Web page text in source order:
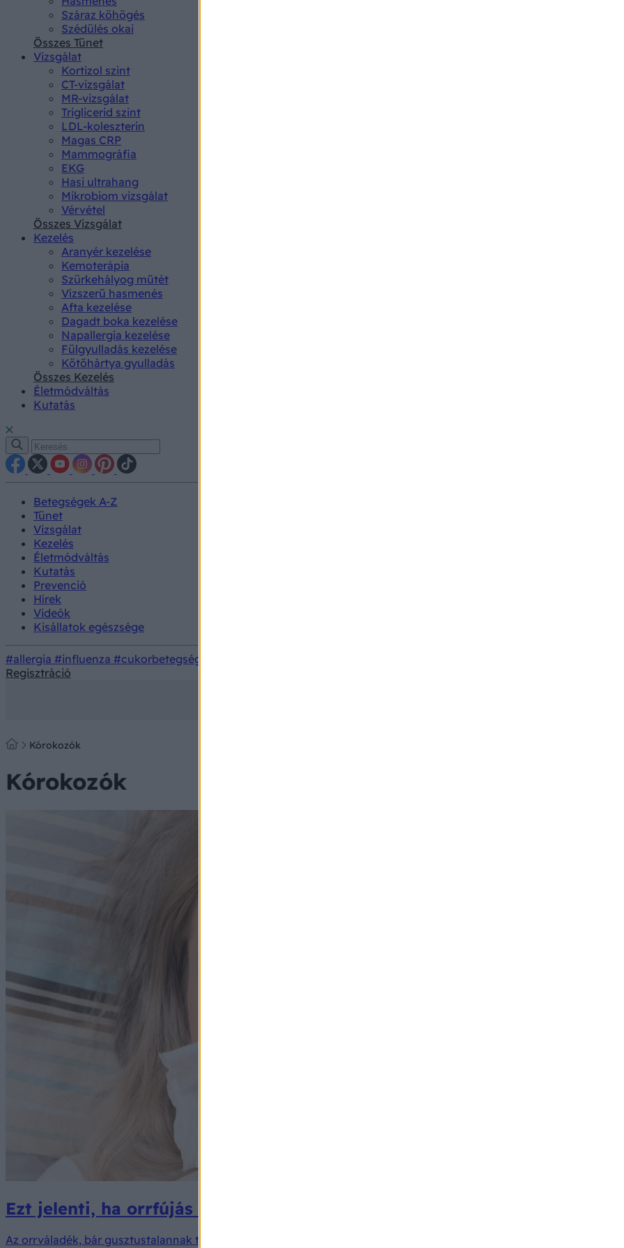
Száraz köhögés
Szédülés okai
Összes Tünet
Vizsgálat
Kortizol szint
CT-vizsgálat
MR-vizsgálat
Triglicerid szint
LDL-koleszterin
Magas CRP
Mammográfia
EKG
Hasi ultrahang
Mikrobiom vizsgálat
Vérvétel
Összes Vizsgálat
Kezelés
Aranyér kezelése
Kemoterápia
Szürkehályog műtét
Vízszerű hasmenés
Afta kezelése
Dagadt boka kezelése
Napallergia kezelése
Fülgyulladás kezelése
Kötőhártya gyulladás
Összes Kezelés
Életmódváltás
Kutatás
Betegségek A-Z
Tünet
Vizsgálat
Kezelés
Életmódváltás
Kutatás
Prevenció
Hírek
Videók
Kisállatok egészsége
#allergia #influenza #cukorbetegség
Regisztráció
Kórokozók
Kórokozók
Ezt jelenti, ha orrfújás után sárga vagy zöld színű a váladék
Az orrváladék, bár gusztustalannak tűnhet, valójában a szervezetünk egyik legfontosabb védelmi vonala. De vajon